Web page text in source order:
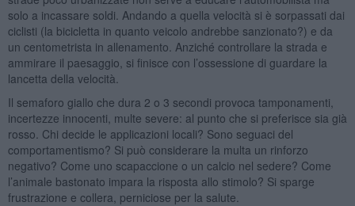
solo a incassare soldi. Andando a quella velocità si è sorpassati dai
ciclisti (la bicicletta in quanto veicolo andrebbe sanzionato?) e da
un centometrista in allenamento. Anziché controllare la strada e
ammirare il paesaggio, si finisce con l’ossessione di guardare la
lancetta della velocità.
Il semaforo giallo che dura 2 o 3 secondi provoca tamponamenti,
incertezze innocenti, multe severe: al punto che si preferisce sia già
rosso. Chi decide le applicazioni locali? Sono seguaci del
comportamentismo? Si può considerare la multa un rinforzo
negativo? Come uno scapaccione o un calcio nel sedere? Come
l’animale bastonato impara la risposta allo stimolo? Si sparge
frustrazione e collera, perniciose per la salute.